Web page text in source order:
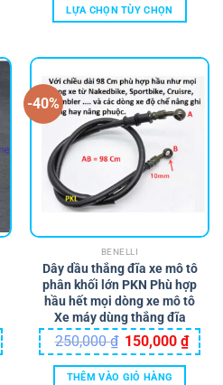
LỰA CHỌN TÙY CHỌN
có
nhiều
biến
thể.
Các
tùy
chọn
thể
được
chọn
trên
trang
sản
phẩm
-40%
BENELLI
Dây dầu thắng đĩa xe mô tô
phân khối lớn PKN Phù hợp
hầu hết mọi dòng xe mô tô
Xe máy dùng thắng đĩa
250,000₫ Giá
gốc
là:
250,000 ₫.
150,000₫Giá
hiện
THÊM VÀO GIỎ HÀNG